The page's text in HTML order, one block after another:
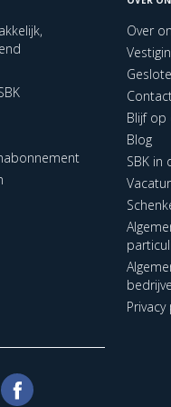
Over
Blijf op
Blog
SBK in